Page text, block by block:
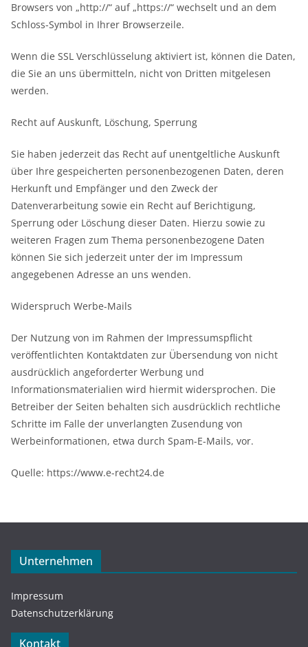
Browsers von „http://“ auf „https://“ wechselt und an dem
Schloss-Symbol in Ihrer Browserzeile.
Wenn die SSL Verschlüsselung aktiviert ist, können die Daten,
die Sie an uns übermitteln, nicht von Dritten mitgelesen
werden.
Recht auf Auskunft, Löschung, Sperrung
Sie haben jederzeit das Recht auf unentgeltliche Auskunft
über Ihre gespeicherten personenbezogenen Daten, deren
Herkunft und Empfänger und den Zweck der
Datenverarbeitung sowie ein Recht auf Berichtigung,
Sperrung oder Löschung dieser Daten. Hierzu sowie zu
weiteren Fragen zum Thema personenbezogene Daten
können Sie sich jederzeit unter der im Impressum
angegebenen Adresse an uns wenden.
Widerspruch Werbe-Mails
Der Nutzung von im Rahmen der Impressumspflicht
veröffentlichten Kontaktdaten zur Übersendung von nicht
ausdrücklich angeforderter Werbung und
Informationsmaterialien wird hiermit widersprochen. Die
Betreiber der Seiten behalten sich ausdrücklich rechtliche
Schritte im Falle der unverlangten Zusendung von
Werbeinformationen, etwa durch Spam-E-Mails, vor.
Quelle: https://www.e-recht24.de
Unternehmen
Impressum
Datenschutzerklärung
Kontakt